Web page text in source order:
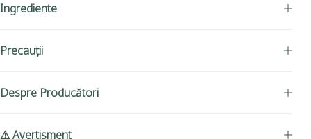
Ingrediente
Precauții
Despre Producători
⚠ Avertisment